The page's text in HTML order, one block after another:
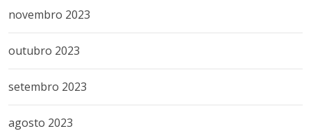
novembro 2023
outubro 2023
setembro 2023
agosto 2023